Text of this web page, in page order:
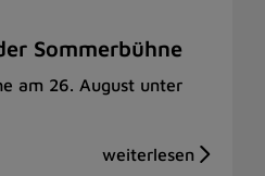
Sommerbühne
am 26. August unter